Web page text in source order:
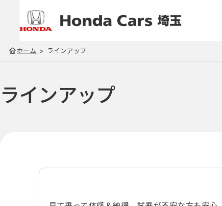
ホーム ラインアップ
ラインアップ